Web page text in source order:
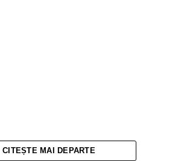
CITEȘTE MAI DEPARTE